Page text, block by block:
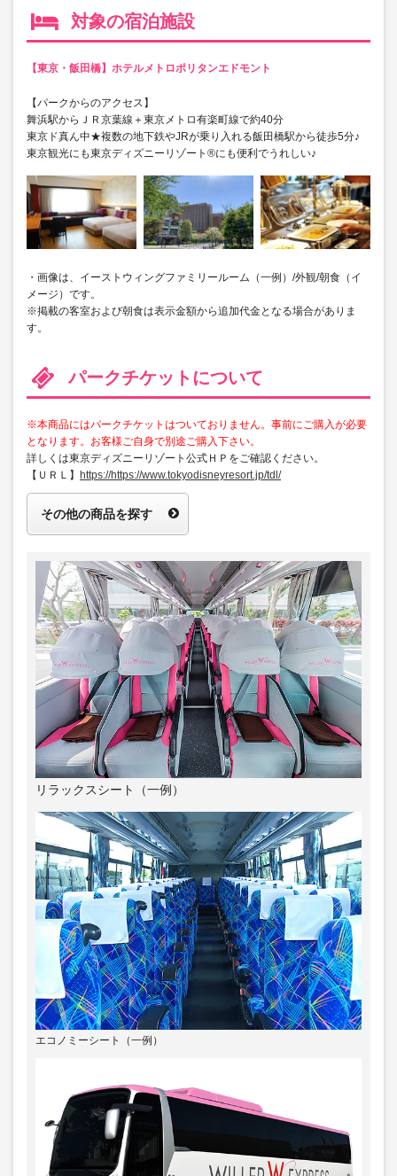
対象の宿泊施設
【東京・飯田橋】ホテルメトロポリタンエドモント
【パークからのアクセス】
舞浜駅からＪＲ京葉線＋東京メトロ有楽町線で約40分
東京ド真ん中★複数の地下鉄やJRが乗り入れる飯田橋駅から徒歩5分♪
東京観光にも東京ディズニーリゾート®にも便利でうれしい♪
・画像は、イーストウィングファミリールーム（一例）/外観/朝食（イ
メージ）です。
※掲載の客室および朝食は表示金額から追加代金となる場合がありま
す。
パークチケットについて
※本商品にはパークチケットはついておりません。事前にご購入が必要
となります。お客様ご自身で別途ご購入下さい。
詳しくは東京ディズニーリゾート公式ＨＰをご確認ください。
【ＵＲＬ】 https://https://www.tokyodisneyresort.jp/tdl/
その他の商品を探す
リラックスシート（一例）
エコノミーシート（一例）